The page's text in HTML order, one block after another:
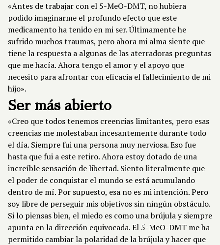
«Antes de trabajar con el 5-MeO-DMT, no hubiera
podido imaginarme el profundo efecto que este
medicamento ha tenido en mi ser. Últimamente he
sufrido muchos traumas, pero ahora mi alma siente que
tiene la respuesta a algunas de las aterradoras preguntas
que me hacía. Ahora tengo el amor y el apoyo que
necesito para afrontar con eficacia el fallecimiento de mi
hijo».
Ser más abierto
«Creo que todos tenemos creencias limitantes, pero esas
creencias me molestaban incesantemente durante todo
el día. Siempre fui una persona muy nerviosa. Eso fue
hasta que fui a este retiro. Ahora estoy dotado de una
increíble sensación de libertad. Siento literalmente que
el poder de conquistar el mundo se está acumulando
dentro de mí. Por supuesto, esa no es mi intención. Pero
soy libre de perseguir mis objetivos sin ningún obstáculo.
Si lo piensas bien, el miedo es como una brújula y siempre
apunta en la dirección equivocada. El 5-MeO-DMT me ha
permitido cambiar la polaridad de la brújula y hacer que